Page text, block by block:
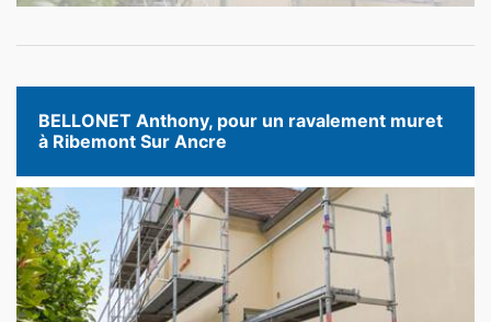
BELLONET Anthony, pour un ravalement muret
à Ribemont Sur Ancre